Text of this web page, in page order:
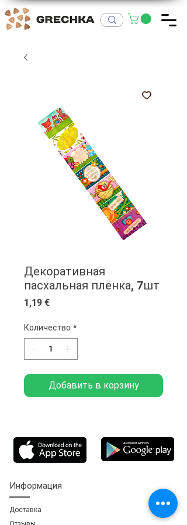
Декоративная
пасхальная плёнка, 7шт
1,19 €Цена
Количество *
Добавить в корзину
Информация
Доставка